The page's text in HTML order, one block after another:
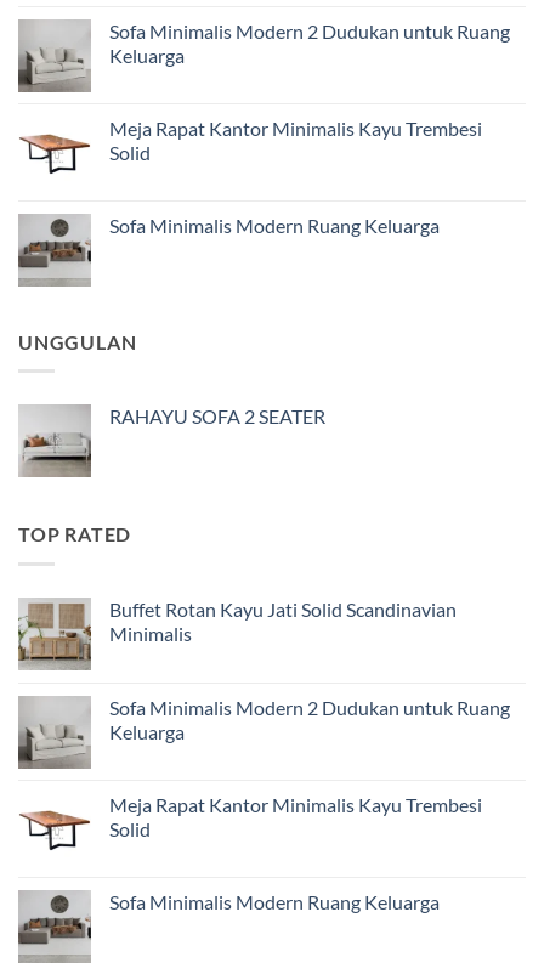
Sofa Minimalis Modern 2 Dudukan untuk Ruang
Keluarga
Meja Rapat Kantor Minimalis Kayu Trembesi
Solid
Sofa Minimalis Modern Ruang Keluarga
UNGGULAN
RAHAYU SOFA 2 SEATER
TOP RATED
Buffet Rotan Kayu Jati Solid Scandinavian
Minimalis
Sofa Minimalis Modern 2 Dudukan untuk Ruang
Keluarga
Meja Rapat Kantor Minimalis Kayu Trembesi
Solid
Sofa Minimalis Modern Ruang Keluarga